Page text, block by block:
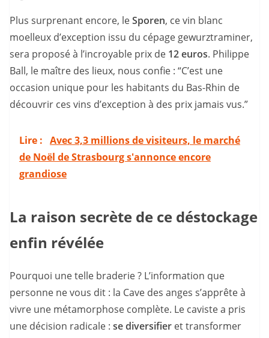
Plus surprenant encore, leSporen, ce vin blanc
moelleux d’exception issu du cépage gewurztraminer,
sera proposé à l’incroyable prix de 12 euros. Philippe
Ball, le maître des lieux, nous confie : “C’est une
occasion unique pour les habitants du Bas-Rhin de
découvrir ces vins d’exception à des prix jamais vus.”
Lire : Avec 3,3 millions de visiteurs, le marché
de Noël de Strasbourg s'annonce encore
grandiose
La raison secrète de ce déstockage
enfin révélée
Pourquoi une telle braderie ? L’information que
personne ne vous dit : la Cave des anges s’apprête à
vivre une métamorphose complète. Le caviste a pris
une décision radicale : se diversifier et transformer